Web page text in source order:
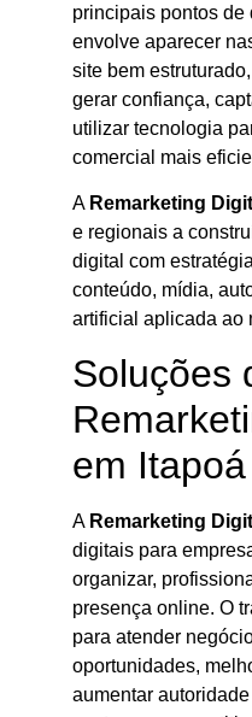
principais pontos
envolve aparecer
site bem
gerar confiança,
utilizar tecnologia
comercial mais
A Remarketing
e regionais a
digital com
conteúdo, mídia,
artificial aplicada ao
Soluções
em Itapoá
A Remarketing
digitais para
organizar,
presença online. O
para atender
oportunidades,
aumentar